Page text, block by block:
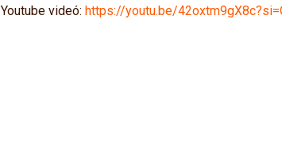
Youtube videó: https://youtu.be/